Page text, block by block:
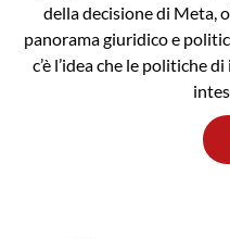
della decisione di Meta,
panorama giuridico e
c’è l’idea che le politiche